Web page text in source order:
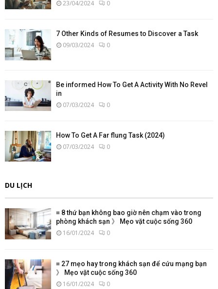
23/04/2024 0
7 Other Kinds of Resumes to Discover a Task
09/03/2024 0
Be informed How To Get A Activity With No Revel
in
07/03/2024 0
How To Get A Far flung Task (2024)
07/03/2024 0
DU LỊCH
≡ 8 thứ bạn không bao giờ nên chạm vào trong
phòng khách sạn 》 Mẹo vặt cuộc sống 360
16/01/2024 0
≡ 27 mẹo hay trong khách sạn để cứu mạng bạn
》 Mẹo vặt cuộc sống 360
16/01/2024 0